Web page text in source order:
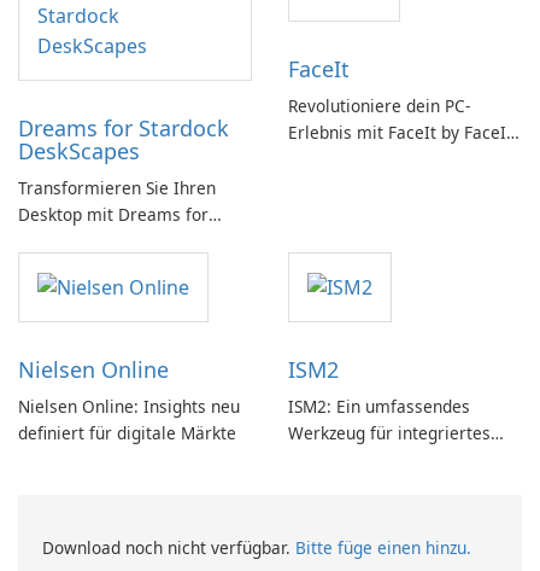
Dreams for Stardock
DeskScapes
Transformieren Sie Ihren
Desktop mit Dreams for
FaceIt
Revolutioniere dein PC-
Erlebnis mit FaceIt by FaceIt
Nielsen Online
Nielsen Online: Insights neu
definiert für digitale Märkte
ISM2
ISM2: Ein umfassendes
Werkzeug für integriertes
Download noch nicht verfügbar. Bitte füge einen hinzu.